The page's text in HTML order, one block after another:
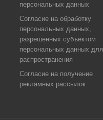
персональных данных
Согласие на обработку
персональных данных,
разрешенных субъектом
персональных данных для
распространения
Согласие на получение
рекламных рассылок